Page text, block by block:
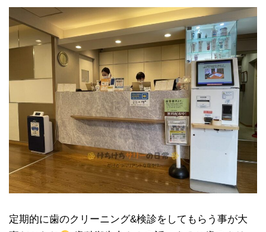
定期的に歯のクリーニング&検診をしてもらう事が大